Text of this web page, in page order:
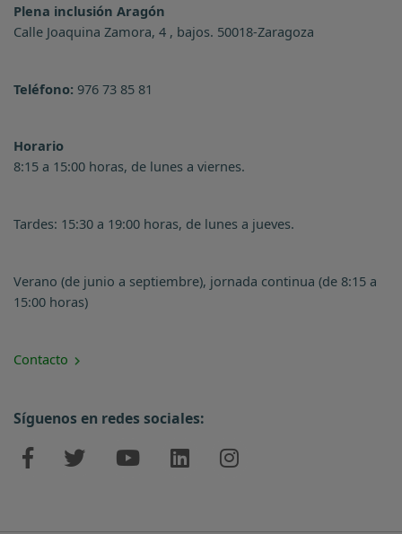
Plena inclusión Aragón
Calle Joaquina Zamora, 4 , bajos. 50018-Zaragoza
Teléfono: 976 73 85 81
Horario
8:15 a 15:00 horas, de lunes a viernes.
Tardes: 15:30 a 19:00 horas, de lunes a jueves.
Verano (de junio a septiembre), jornada continua (de 8:15 a
15:00 horas)
Contacto
Síguenos en redes sociales: